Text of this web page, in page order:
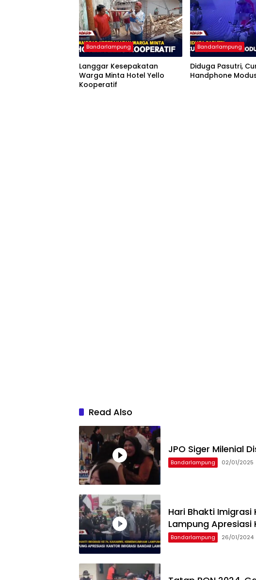
Bandarlampung
Langgar Kesepakatan
Warga Minta Hotel Yello
Kooperatif
Bandarlampung
Diduga Pasutri,
Handphone
Read Also
JPO Siger Milenial
Bandarlampung 02/01/2025
Hari Bhakti Imigrasi
Lampung
Bandarlampung 26/01/2024